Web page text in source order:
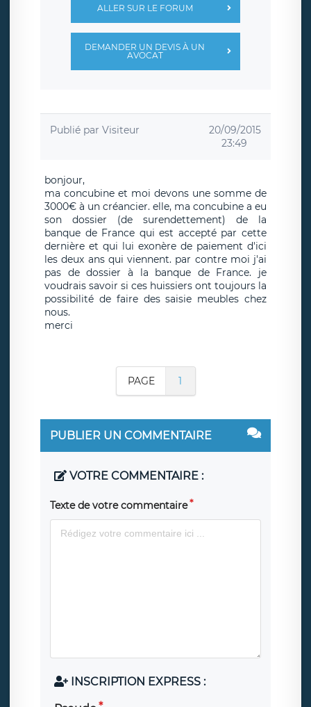
ALLER SUR LE FORUM
DEMANDER UN DEVIS À UN
AVOCAT
Publié par Visiteur
20/09/2015
23:49
bonjour,
ma concubine et moi devons une somme de
3000€ à un créancier. elle, ma concubine a eu
son dossier (de surendettement) de la
banque de France qui est accepté par cette
dernière et qui lui exonère de paiement d'ici
les deux ans qui viennent. par contre moi j'ai
pas de dossier à la banque de France. je
voudrais savoir si ces huissiers ont toujours la
possibilité de faire des saisie meubles chez
nous.
merci
PAGE 1
PUBLIER UN COMMENTAIRE
VOTRE COMMENTAIRE :
Texte de votre commentaire
INSCRIPTION EXPRESS :